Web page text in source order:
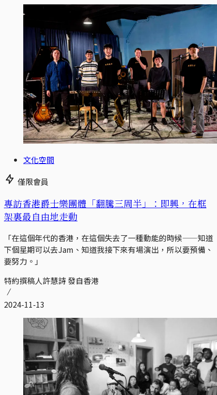
文化空間
僅限會員
專訪香港爵士樂團體「翻騰三周半」：即興，在框
架裏最自由地走動
「在這個年代的香港，在這個失去了一種動能的時候——知道
下個星期可以去Jam、知道我接下來有場演出，所以要預備、
要努力。」
特約撰稿人許慧詩 發自香港
2024-11-13